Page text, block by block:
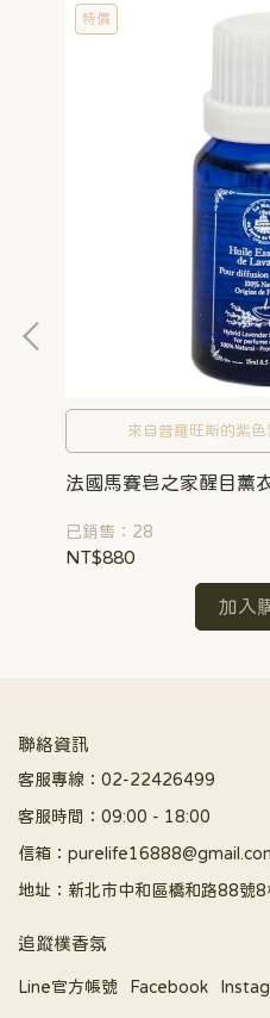
特價
來自普羅旺斯的紫
法國馬賽皂之家醒目薰
已銷售：28
NT$880
加入
聯絡資訊
客服專線：02-22426499
客服時間：09:00 - 18:00
信箱：
地址：新北市中和區橋和路88號8
追蹤樸香氛
Line官方帳號 Facebook